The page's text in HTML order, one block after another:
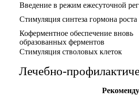
Введение в режим ежесуточной
Стимуляция синтеза гормона роста
Коферментное обеспечение вновь
образованных ферментов
Стимуляция стволовых клеток
Лечебно-